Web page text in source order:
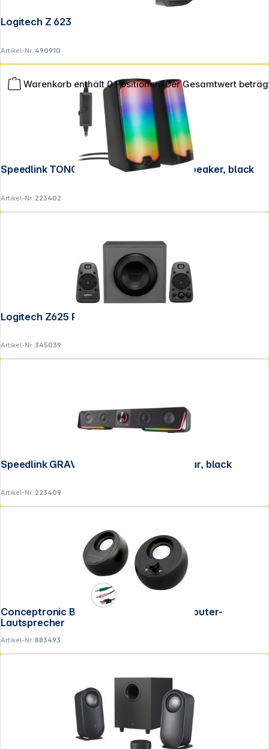
Warenkorb enthält 0 Positionen. Der Gesamtwert
Logitech Z 623
Artikel-Nr.:490910
Speedlink TONOS RGB Gaming Stereo Speaker, black
Artikel-Nr.:223402
Logitech Z625 Powerful THX Sound
Artikel-Nr.:345039
Speedlink GRAVITY RGB Stereo Soundbar, black
Artikel-Nr.:223409
Conceptronic BJORN01B 2.0-Kanal-Computer-
Lautsprecher
Artikel-Nr.:883493
**EVP = Empfohlener Verkaufspreis des Herstellers /
Lieferanten zzgl. 19% Mwst.
Alle Preise exkl. gesetzl. Mehrwertsteuer zzgl.
Versandkosten
Copyright © 2001 - 2026 DGH - Alle Rechte vorbehalten.